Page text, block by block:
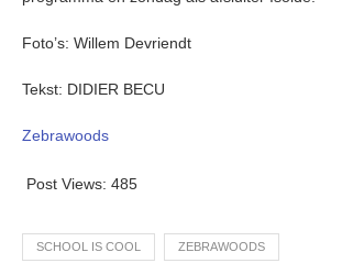
Foto’s: Willem Devriendt
Tekst: DIDIER BECU
Zebrawoods
Post Views: 485
SCHOOL IS COOL ZEBRAWOODS